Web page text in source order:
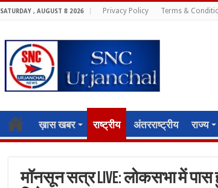
SATURDAY , AUGUST 8 2026 Privacy Policy Terms &
ख़ास खबर राष्ट्रीय अंतरराष्ट्रीय राज्य
मॉनसून सत्र LIVE: लोकसभा में